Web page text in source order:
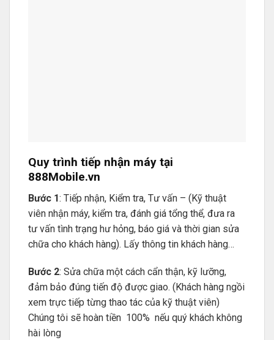
Quy trình tiếp nhận máy tại
888Mobile.vn
Bước 1: Tiếp nhận, Kiểm tra, Tư vấn – (Kỹ thuật
viên nhận máy, kiểm tra, đánh giá tổng thể, đưa ra
tư vấn tình trạng hư hỏng, báo giá và thời gian sửa
chữa cho khách hàng). Lấy thông tin khách hàng…
Bước 2: Sửa chữa một cách cẩn thận, kỹ lưỡng,
đảm bảo đúng tiến độ được giao. (Khách hàng ngồi
xem trực tiếp từng thao tác của kỹ thuật viên)
Chúng tôi sẽ hoàn tiền 100% nếu quý khách không
hài lòng